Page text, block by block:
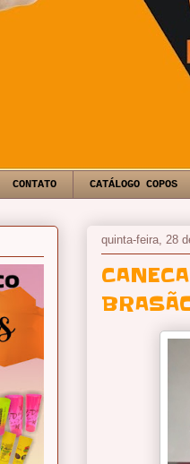
CONTATO CATÁLOGO COPOS
quinta-feira, 28